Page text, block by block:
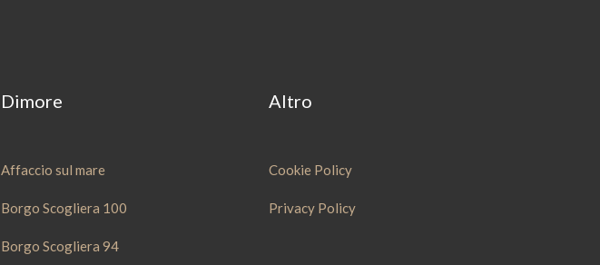
Dimore
Affaccio sul mare
Borgo Scogliera 100
Borgo Scogliera 94
Altro
Cookie Policy
Privacy Policy